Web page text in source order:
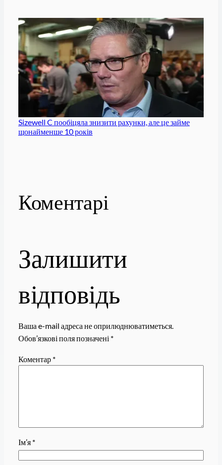
Sizewell C пообіцяла знизити рахунки, але це займе
щонайменше 10 років
Коментарі
Залишити
відповідь
Ваша e-mail адреса не оприлюднюватиметься.
Обов’язкові поля позначені *
Коментар *
Ім’я *